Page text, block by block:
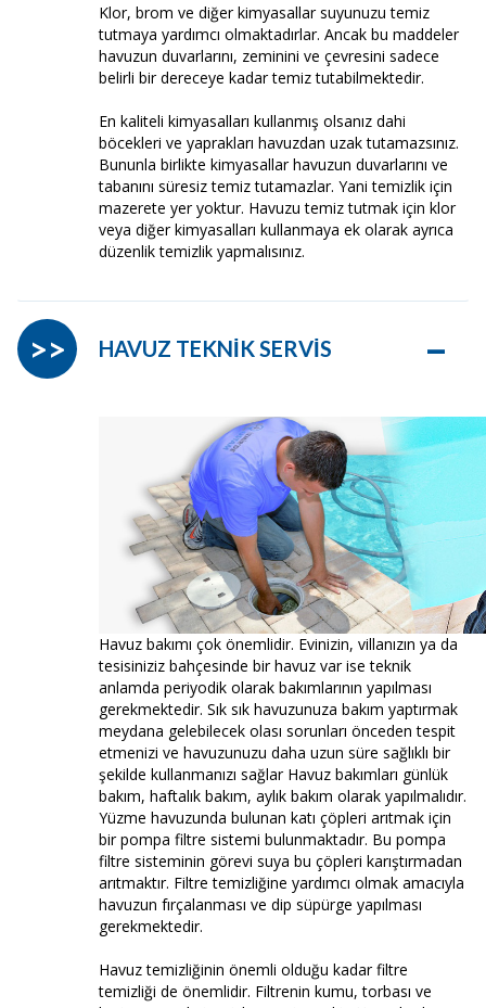
Klor, brom ve diğer kimyasallar suyunuzu temiz
tutmaya yardımcı olmaktadırlar. Ancak bu maddeler
havuzun duvarlarını, zeminini ve çevresini sadece
belirli bir dereceye kadar temiz tutabilmektedir.
En kaliteli kimyasalları kullanmış olsanız dahi
böcekleri ve yaprakları havuzdan uzak tutamazsınız.
Bununla birlikte kimyasallar havuzun duvarlarını ve
tabanını süresiz temiz tutamazlar. Yani temizlik için
mazerete yer yoktur. Havuzu temiz tutmak için klor
veya diğer kimyasalları kullanmaya ek olarak ayrıca
düzenlik temizlik yapmalısınız.
HAVUZ TEKNİK SERVİS –
>>
Havuz bakımı çok önemlidir. Evinizin, villanızın ya da
tesisiniziz bahçesinde bir havuz var ise teknik
anlamda periyodik olarak bakımlarının yapılması
gerekmektedir. Sık sık havuzunuza bakım yaptırmak
meydana gelebilecek olası sorunları önceden tespit
etmenizi ve havuzunuzu daha uzun süre sağlıklı bir
şekilde kullanmanızı sağlar Havuz bakımları günlük
bakım, haftalık bakım, aylık bakım olarak yapılmalıdır.
Yüzme havuzunda bulunan katı çöpleri arıtmak için
bir pompa filtre sistemi bulunmaktadır. Bu pompa
filtre sisteminin görevi suya bu çöpleri karıştırmadan
arıtmaktır. Filtre temizliğine yardımcı olmak amacıyla
havuzun fırçalanması ve dip süpürge yapılması
gerekmektedir.
Havuz temizliğinin önemli olduğu kadar filtre
temizliği de önemlidir. Filtrenin kumu, torbası ve